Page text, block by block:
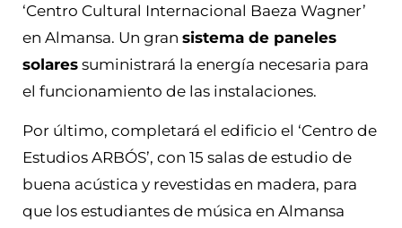
‘Centro Cultural Internacional Baeza Wagner’
en Almansa. Un gran sistema de paneles
solares suministrará la energía necesaria para
el funcionamiento de las instalaciones.
Por último, completará el edificio el ‘Centro de
Estudios ARBÓS’, con 15 salas de estudio de
buena acústica y revestidas en madera, para
que los estudiantes de música en Almansa